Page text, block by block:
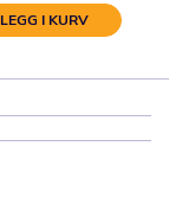
LEGG I KURV